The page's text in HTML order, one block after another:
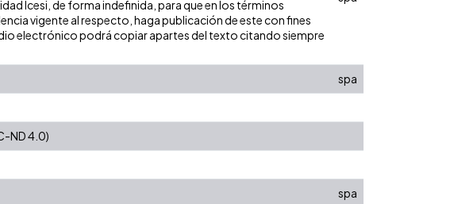
Icesi, de forma indefinida, para que en los términos
vigente al respecto, haga publicación de este con fines
electrónico podrá copiar apartes del texto citando siempre
spa
ND 4.0)
spa